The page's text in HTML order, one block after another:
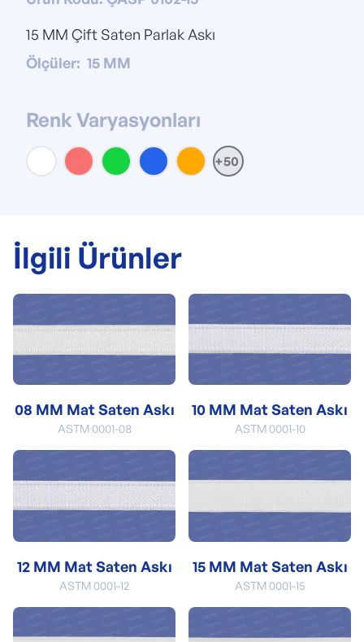
15 MM Çift Saten Parlak Askı
Ölçüler: 15 MM
Renk Varyasyonları
+50
İlgili Ürünler
08 MM Mat Saten Askı
ASTM 0001-08
10 MM Mat Saten Askı
ASTM 0001-10
12 MM Mat Saten Askı
ASTM 0001-12
15 MM Mat Saten Askı
ASTM 0001-15